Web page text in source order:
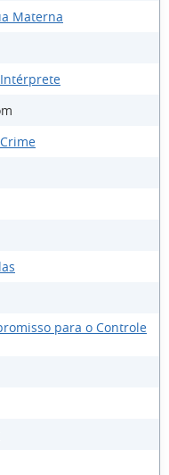
Materna
para o Controle